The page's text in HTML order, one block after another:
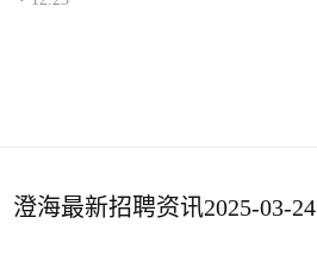
澄海最新招聘资讯2025-03-24